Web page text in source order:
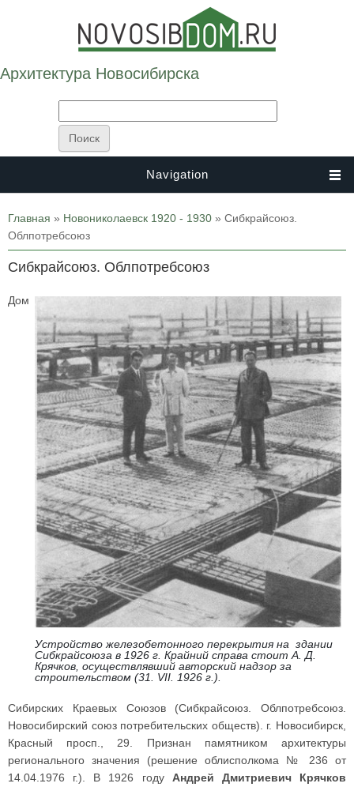
Архитектура Новосибирска
Navigation
Вы здесь
Главная » Новониколаевск 1920 - 1930 » Сибкрайсоюз.
Облпотребсоюз
Сибкрайсоюз. Облпотребсоюз
Устройство железобетонного перекрытия на здании
Сибкрайсоюза в 1926 г. Крайний справа стоит А. Д.
Крячков, осуществлявший авторский надзор за
строительством (31. VII. 1926 г.).
Дом
Сибирских Краевых Союзов (Сибкрайсоюз. Облпотребсоюз.
Новосибирский союз потребительских обществ). г. Новосибирск,
Красный просп., 29. Признан памятником архитектуры
регионального значения (решение облисполкома № 236 от
14.04.1976 г.). В 1926 году Андрей Дмитриевич Крячков